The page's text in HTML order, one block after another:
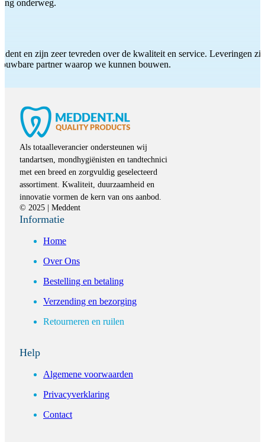
onderweg.
en zijn zeer tevreden over de kwaliteit en service. Leveringen
partner waarop we kunnen bouwen.
Als totaalleverancier ondersteunen wij
tandartsen, mondhygiënisten en tandtechnici
met een breed en zorgvuldig geselecteerd
assortiment. Kwaliteit, duurzaamheid en
innovatie vormen de kern van ons aanbod.
© 2025 | Meddent
Informatie
Home
Over Ons
Bestelling en betaling
Verzending en bezorging
Retourneren en ruilen
Help
Algemene voorwaarden
Privacyverklaring
Contact